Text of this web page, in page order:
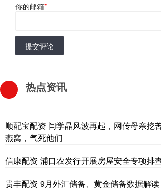
你的邮箱*
提交评论
热点资讯
顺配宝配资 闫学晶风波再起，网传母亲挖
燕窝，气死他们
信康配资 浦口农发行开展房屋安全专项排
贵丰配资 9月外汇储备、黄金储备数据解读